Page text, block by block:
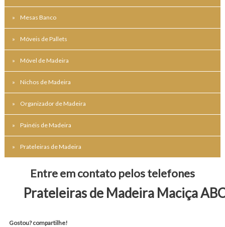
Mesas Banco
Móveis de Pallets
Móvel de Madeira
Nichos de Madeira
Organizador de Madeira
Painéis de Madeira
Prateleiras de Madeira
Entre em contato pelos telefones
Prateleiras de Madeira Maciça
Gostou? compartilhe!